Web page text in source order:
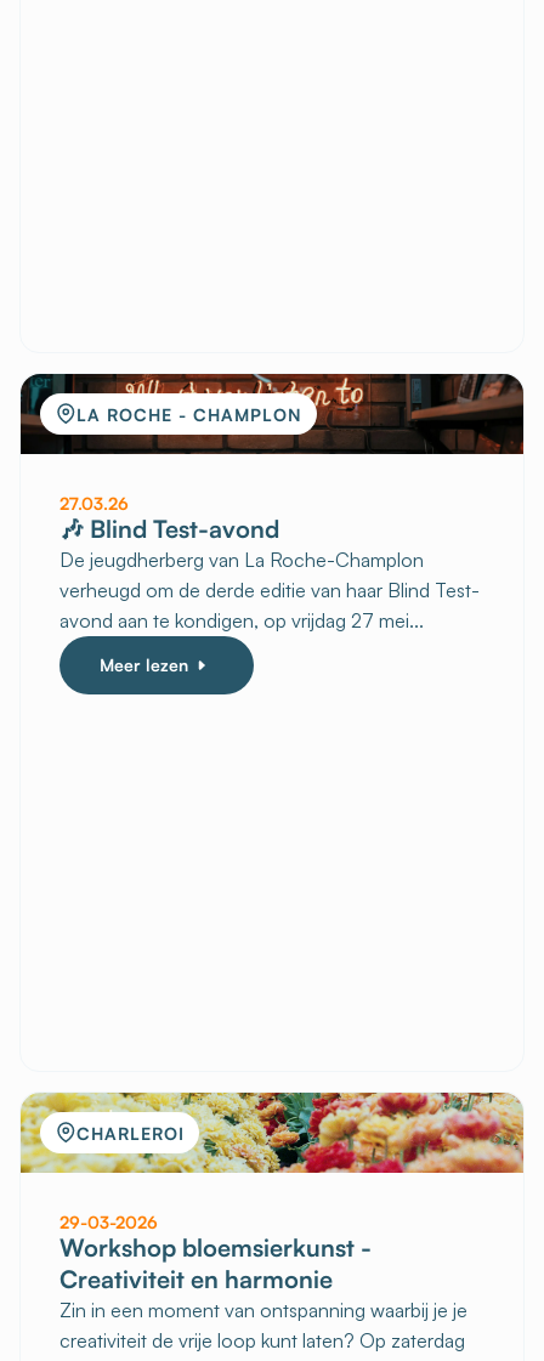
LA ROCHE - CHAMPLON
27.03.26
🎶 Blind Test-avond
De jeugdherberg van La Roche-Champlon
verheugd om de derde editie van haar Blind Test-
avond aan te kondigen, op vrijdag 27 mei...
Meer lezen
CHARLEROI
29-03-2026
Workshop bloemsierkunst -
Creativiteit en harmonie
Zin in een moment van ontspanning waarbij je je
creativiteit de vrije loop kunt laten? Op zaterdag